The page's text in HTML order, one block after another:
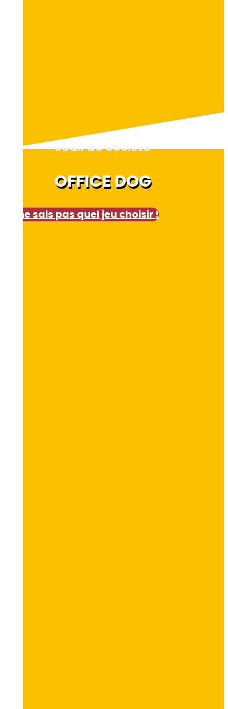
Jeux de société
OFFICE DOG
Je ne sais pas quel jeu choisir !